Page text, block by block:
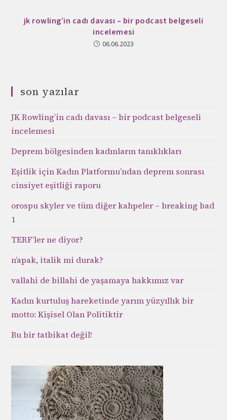
jk rowling’in cadı davası – bir podcast belgeseli
incelemesi
06.06.2023
son yazılar
JK Rowling’in cadı davası – bir podcast belgeseli
incelemesi
Deprem bölgesinden kadınların tanıklıkları
Eşitlik için Kadın Platformu’ndan deprem sonrası
cinsiyet eşitliği raporu
orospu skyler ve tüm diğer kahpeler – breaking bad
1
TERF’ler ne diyor?
n’apak, italik mi durak?
vallahi de billahi de yaşamaya hakkımız var
Kadın kurtuluş hareketinde yarım yüzyıllık bir
motto: Kişisel Olan Politiktir
Bu bir tatbikat değil!